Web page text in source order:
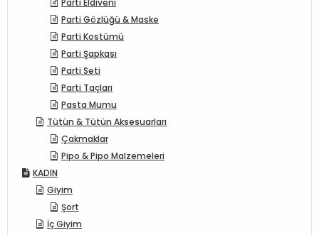
Parti Eldiveni
Parti Gözlüğü & Maske
Parti Kostümü
Parti Şapkası
Parti Seti
Parti Taçları
Pasta Mumu
Tütün & Tütün Aksesuarları
Çakmaklar
Pipo & Pipo Malzemeleri
KADIN
Giyim
Şort
İç Giyim